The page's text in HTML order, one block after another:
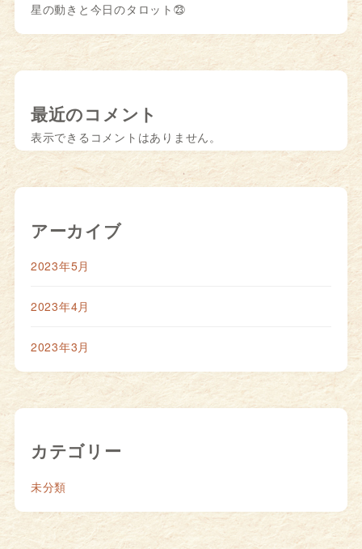
星の動きと今日のタロット㉓
最近のコメント
表示できるコメントはありません。
アーカイブ
2023年5月
2023年4月
2023年3月
カテゴリー
未分類